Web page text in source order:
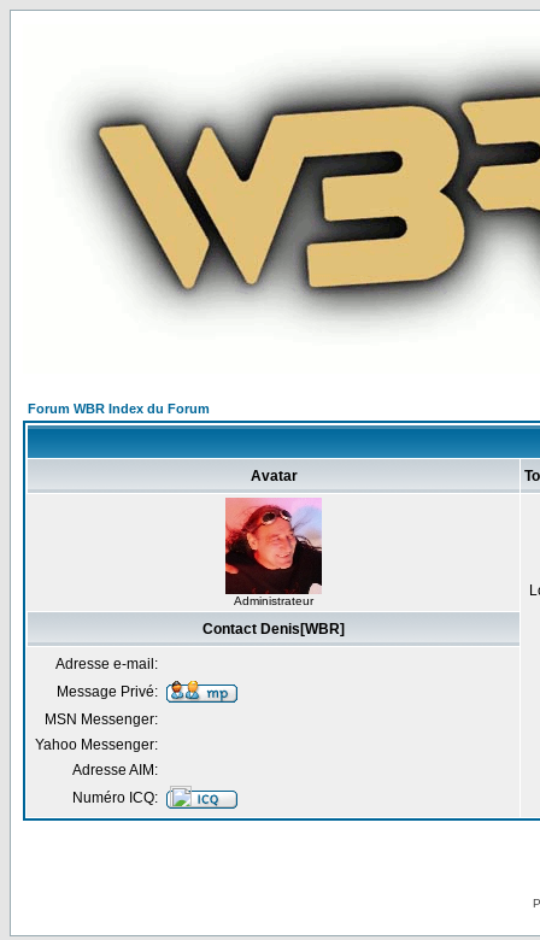
Forum WBR Index du Forum
Avatar
Administrateur
Contact Denis[WBR]
Adresse e-mail:
Message Privé:
MSN Messenger:
Yahoo Messenger:
Adresse AIM:
Numéro ICQ: